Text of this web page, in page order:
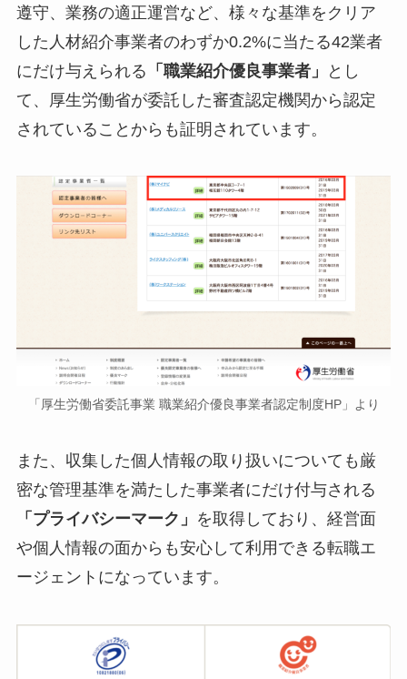
遵守、業務の適正運営など、様々な基準をクリア
した人材紹介事業者のわずか0.2%に当たる42業者
にだけ与えられる 「職業紹介優良事業者」
とし
て、厚生労働省が委託した審査認定機関から認定
されていることからも証明されています。
「厚生労働省委託事業 職業紹介優良事業者認定制度HP」より
また、収集した個人情報の取り扱いについても厳
密な管理基準を満たした事業者にだけ付与される
「プライバシーマーク」 を取得しており、経営面
や個人情報の面からも安心して利用できる転職エ
ージェントになっています。